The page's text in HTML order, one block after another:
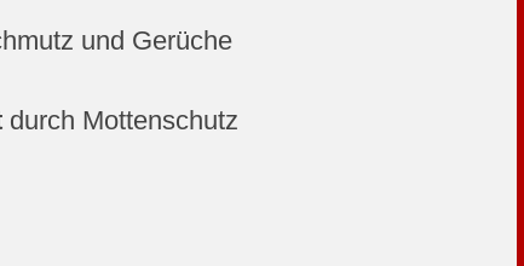
und Gerüche
durch Mottenschutz